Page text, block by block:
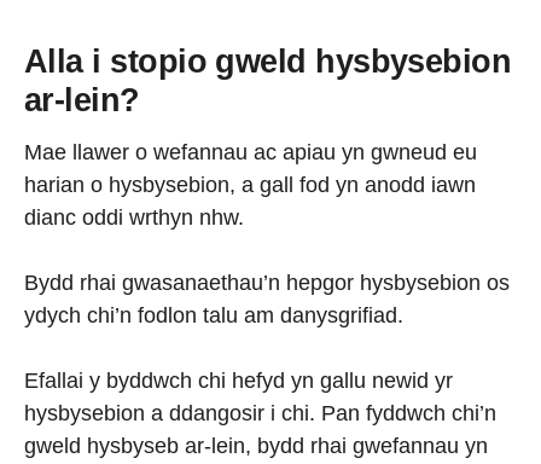
Alla i stopio gweld hysbysebion
ar-lein?
Mae llawer o wefannau ac apiau yn gwneud eu
harian o hysbysebion, a gall fod yn anodd iawn
dianc oddi wrthyn nhw.
Bydd rhai gwasanaethau’n hepgor hysbysebion os
ydych chi’n fodlon talu am danysgrifiad.
Efallai y byddwch chi hefyd yn gallu newid yr
hysbysebion a ddangosir i chi. Pan fyddwch chi’n
gweld hysbyseb ar-lein, bydd rhai gwefannau yn